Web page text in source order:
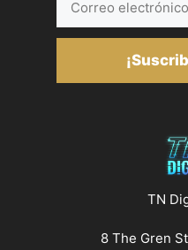
electrónico
TN
8 The Gren